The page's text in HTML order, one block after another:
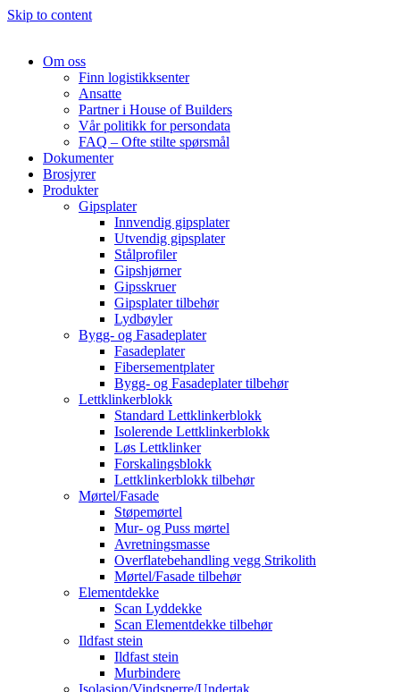
Skip to content
Om oss
Finn logistikksenter
Ansatte
Partner i House of Builders
Vår politikk for persondata
FAQ – Ofte stilte spørsmål
Dokumenter
Brosjyrer
Produkter
Gipsplater
Innvendig gipsplater
Utvendig gipsplater
Stålprofiler
Gipshjørner
Gipsskruer
Gipsplater tilbehør
Lydbøyler
Bygg- og Fasadeplater
Fasadeplater
Fibersementplater
Bygg- og Fasadeplater tilbehør
Lettklinkerblokk
Standard Lettklinkerblokk
Isolerende Lettklinkerblokk
Løs Lettklinker
Forskalingsblokk
Lettklinkerblokk tilbehør
Mørtel/Fasade
Støpemørtel
Mur- og Puss mørtel
Avretningsmasse
Overflatebehandling vegg Strikolith
Mørtel/Fasade tilbehør
Elementdekke
Scan Lyddekke
Scan Elementdekke tilbehør
Ildfast stein
Ildfast stein
Murbindere
Isolasjon/Vindsperre/Undertak